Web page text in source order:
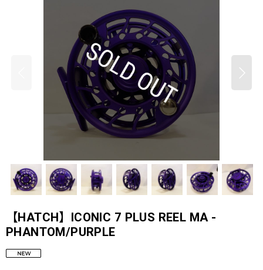
【HATCH】ICONIC 7 PLUS REEL MA -
PHANTOM/PURPLE